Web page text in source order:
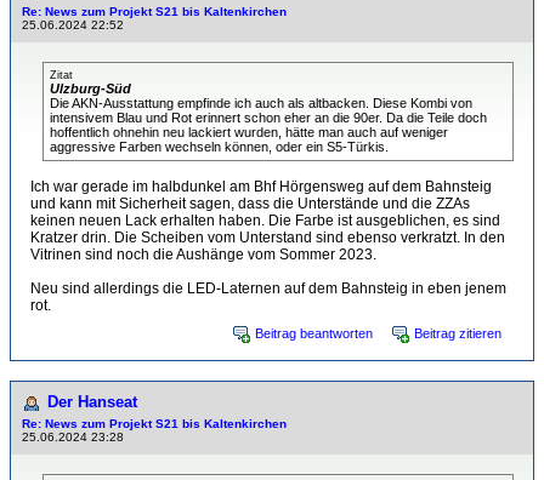
Re: News zum Projekt S21 bis Kaltenkirchen
25.06.2024 22:52
Zitat
Ulzburg-Süd
Die AKN-Ausstattung empfinde ich auch als altbacken. Diese Kombi von
intensivem Blau und Rot erinnert schon eher an die 90er. Da die Teile doch
hoffentlich ohnehin neu lackiert wurden, hätte man auch auf weniger
aggressive Farben wechseln können, oder ein S5-Türkis.
Ich war gerade im halbdunkel am Bhf Hörgensweg auf dem Bahnsteig
und kann mit Sicherheit sagen, dass die Unterstände und die ZZAs
keinen neuen Lack erhalten haben. Die Farbe ist ausgeblichen, es sind
Kratzer drin. Die Scheiben vom Unterstand sind ebenso verkratzt. In den
Vitrinen sind noch die Aushänge vom Sommer 2023.
Neu sind allerdings die LED-Laternen auf dem Bahnsteig in eben jenem
rot.
Beitrag beantworten Beitrag zitieren
Der Hanseat
Re: News zum Projekt S21 bis Kaltenkirchen
25.06.2024 23:28